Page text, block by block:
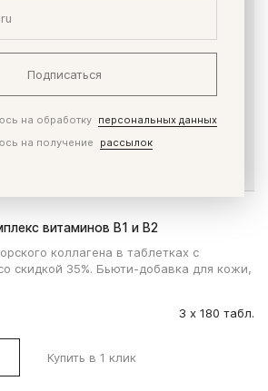
витаминов В1 и В2
коллагена в таблетках с
скидкой 35%. Бьюти-добавка для кожи,
3 х 180 табл.
Купить в 1 клик
Подписаться
на обработку
персональных данных
на получение
рассылок